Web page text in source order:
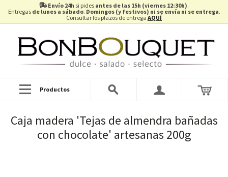
Envío 24h si pides antes de las 15h (viernes 12:30h).
Entregas de lunes a sábado. Domingos (y festivos) ni se envía ni se entrega.
Consultar los plazos de entrega AQUÍ
Productos
Caja madera 'Tejas de almendra bañadas
con chocolate' artesanas 200g